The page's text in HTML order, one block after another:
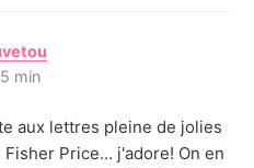
:
min
aux lettres pleine de jolies
Price… j'adore! On en